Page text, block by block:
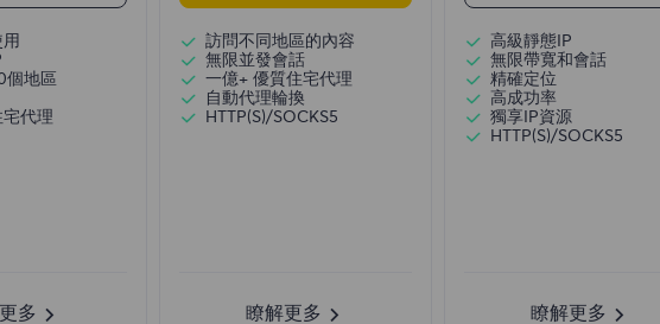
個地區
代理
多
訪問不同地區的內容
無限並發會話
一億+ 優質住宅代理
自動代理輪換
HTTP(S)/SOCKS5
瞭解更多
高級靜態IP
無限帶寬和會話
精確定位
高成功率
獨享IP資源
HTTP(S)/SOCKS5
瞭解更多